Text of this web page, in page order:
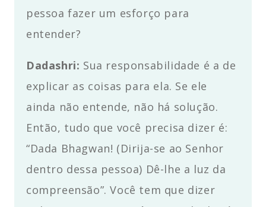
pessoa fazer um esforço para
entender?
Dadashri: Sua responsabilidade é a de
explicar as coisas para ela. Se ele
ainda não entende, não há solução.
Então, tudo que você precisa dizer é:
“Dada Bhagwan! (Dirija-se ao Senhor
dentro dessa pessoa) Dê-lhe a luz da
compreensão”. Você tem que dizer